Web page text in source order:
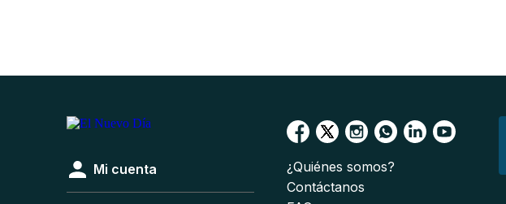
Mi cuenta
¿Quiénes somos?
Contáctanos